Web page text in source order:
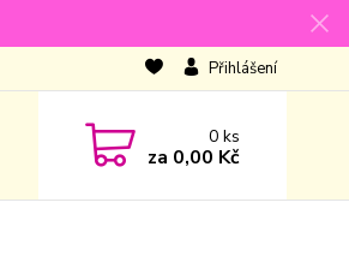
Přihlášení
0ks
za 0,00 Kč